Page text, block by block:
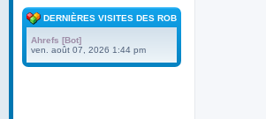
DERNIÈRES VISITES DES ROBOTS
Ahrefs [Bot]
ven. août 07, 2026 1:44 pm